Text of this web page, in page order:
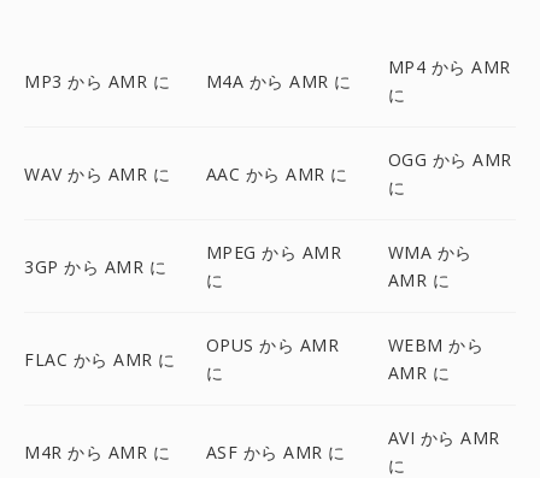
MP3 から AMR に M4A から AMR に
MP4 から AMR
に
WAV から AMR に AAC から AMR に
OGG から AMR
に
3GP から AMR に
MPEG から AMR
に
WMA から
AMR に
FLAC から AMR に
OPUS から AMR
に
WEBM から
AMR に
M4R から AMR に ASF から AMR に
AVI から AMR
に